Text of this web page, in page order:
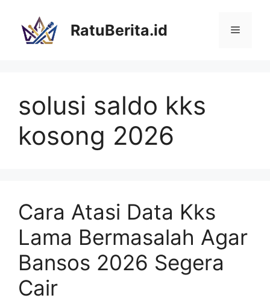
RatuBerita.id Menu
solusi saldo kks
kosong 2026
Cara Atasi Data Kks
Lama Bermasalah Agar
Bansos 2026 Segera
Cair